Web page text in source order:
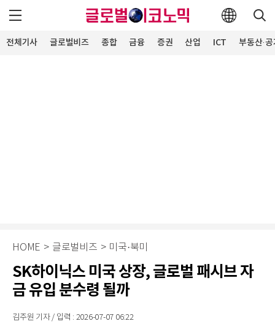
전체기사 글로벌비즈 종합 금융 증권 산업 ICT 부동산·
HOME > 글로벌비즈 > 미국·북미
SK하이닉스 미국 상장, 글로벌 패시브 자
금 유입 분수령 될까
김주원 기자 / 입력 : 2026-07-07 06:22